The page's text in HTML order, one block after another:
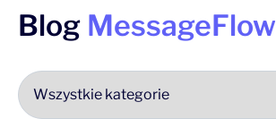
Blog MessageFlow